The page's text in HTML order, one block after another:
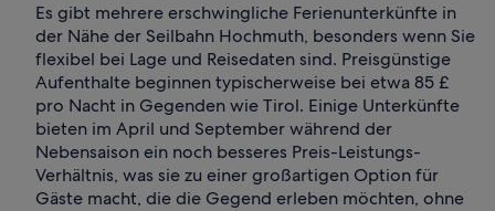
Es gibt mehrere erschwingliche Ferienunterkünfte in
der Nähe der Seilbahn Hochmuth, besonders wenn Sie
flexibel bei Lage und Reisedaten sind. Preisgünstige
Aufenthalte beginnen typischerweise bei etwa 85 £
pro Nacht in Gegenden wie Tirol. Einige Unterkünfte
bieten im April und September während der
Nebensaison ein noch besseres Preis-Leistungs-
Verhältnis, was sie zu einer großartigen Option für
Gäste macht, die die Gegend erleben möchten, ohne